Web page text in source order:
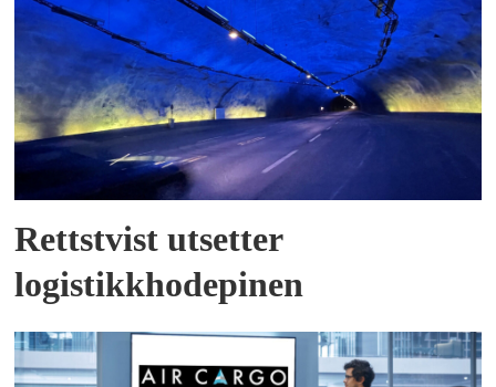
Rettstvist utsetter
logistikkhodepinen